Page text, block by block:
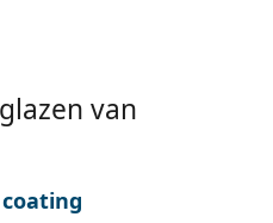
van